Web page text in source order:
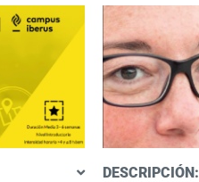
DESCRIPCIÓN: